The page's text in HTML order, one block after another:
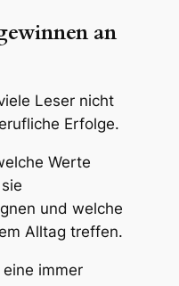
an
Leser nicht
Erfolge.
Werte
und welche
Alltag treffen.
immer